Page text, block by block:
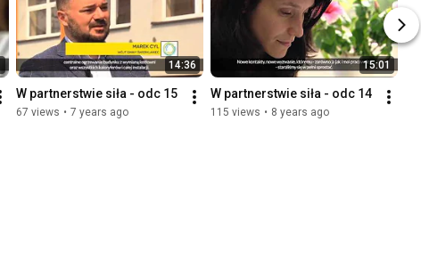
14:36
W partnerstwie siła - odc 15
67 views • 7 years ago
15:01
W partnerstwie siła - odc 14
115 views • 8 years ago